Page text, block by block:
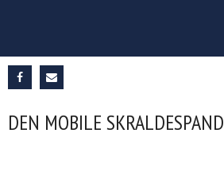
DEN MOBILE SKRALDESPAND